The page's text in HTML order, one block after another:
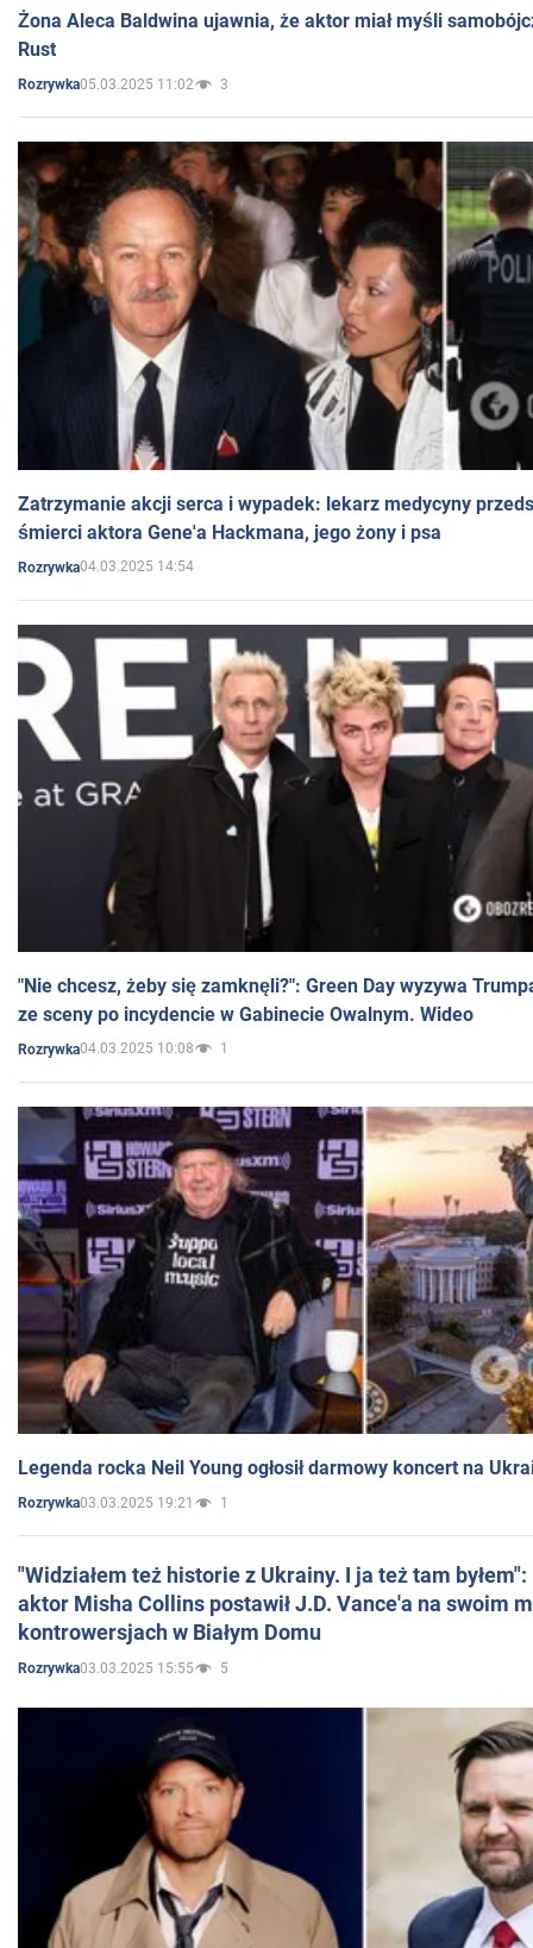
Żona Aleca Baldwina ujawnia, że aktor miał myśli
Rust
Rozrywka05.03.2025 11:02 3
Zatrzymanie akcji serca i wypadek: lekarz medycyny
śmierci aktora Gene'a Hackmana, jego żony i psa
Rozrywka04.03.2025 14:54
"Nie chcesz, żeby się zamknęli?": Green Day wyzywa
ze sceny po incydencie w Gabinecie Owalnym. Wideo
Rozrywka04.03.2025 10:08 1
Legenda rocka Neil Young ogłosił darmowy koncert na
Rozrywka03.03.2025 19:21 1
"Widziałem też historie z Ukrainy. I ja też tam
aktor Misha Collins postawił J.D. Vance'a na swoim
kontrowersjach w Białym Domu
Rozrywka03.03.2025 15:55 5